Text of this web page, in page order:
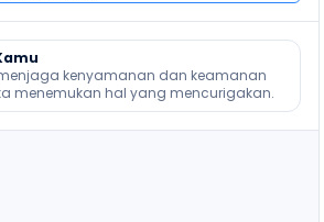
kenyamanan dan keamanan
menemukan hal yang mencurigakan.